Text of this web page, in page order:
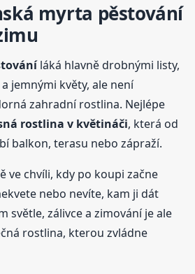
myrta pěstování
láká hlavně drobnými listy,
jemnými květy, ale není
zahradní rostlina. Nejlépe
rostlina v květináči, která od
balkon, terasu nebo zápraží.
ve chvíli, kdy po koupi začne
nebo nevíte, kam ji dát
světle, zálivce a zimování je ale
rostlina, kterou zvládne